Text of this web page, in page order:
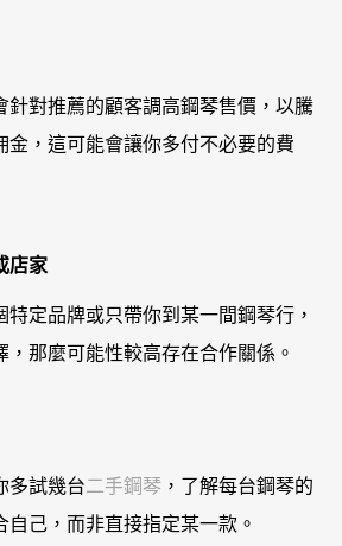
針對推薦的顧客調高鋼琴售價，以騰
金，這可能會讓你多付不必要的費
店家
定品牌或只帶你到某一間鋼琴行，
，那麼可能性較高存在合作關係。
多試幾台二手鋼琴 ，了解每台鋼琴的
自己，而非直接指定某一款。